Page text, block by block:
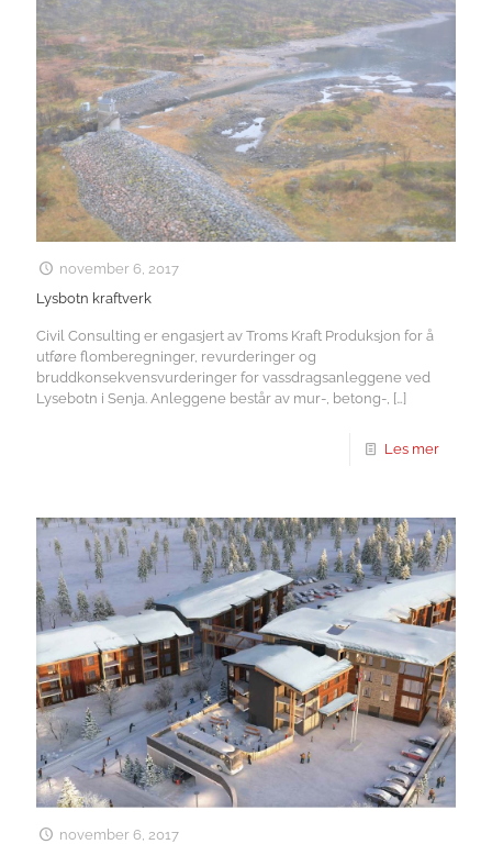
november 6, 2017
Lysbotn kraftverk
Civil Consulting er engasjert av Troms Kraft Produksjon for å
utføre flomberegninger, revurderinger og
bruddkonsekvensvurderinger for vassdragsanleggene ved
Lysebotn i Senja. Anleggene består av mur-, betong-, […]
Les mer
november 6, 2017